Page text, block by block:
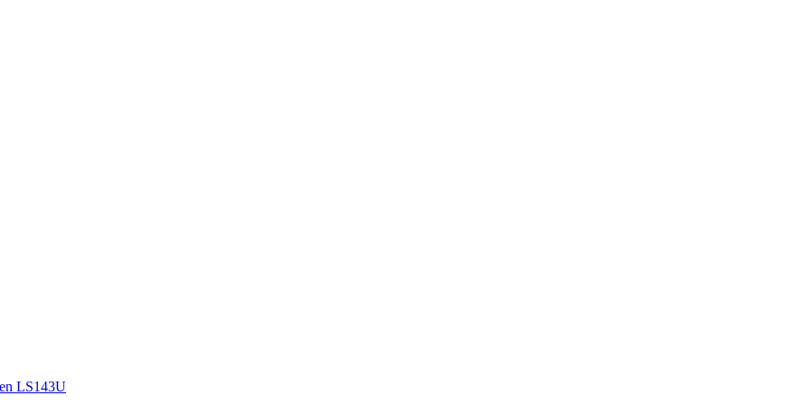
LS143U